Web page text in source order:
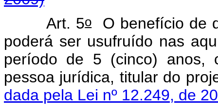
Art. 5oO benefício de
poderá ser usufruído nas
período de 5 (cinco) anos,
pessoa jurídica, titular do
dada pela Lei nº 12.249, de